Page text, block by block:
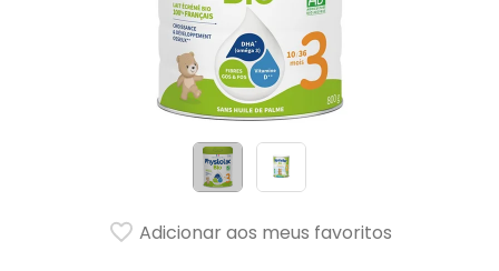
Adicionar aos meus favoritos